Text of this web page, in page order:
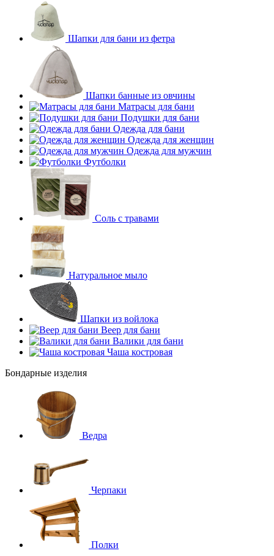
Шапки для бани из фетра
Шапки банные из овчины
Матрасы для бани
Подушки для бани
Одежда для бани
Одежда для женщин
Одежда для мужчин
Футболки
Соль с травами
Натуральное мыло
Шапки из войлока
Веер для бани
Валики для бани
Чаша костровая
Бондарные изделия
Ведра
Черпаки
Полки